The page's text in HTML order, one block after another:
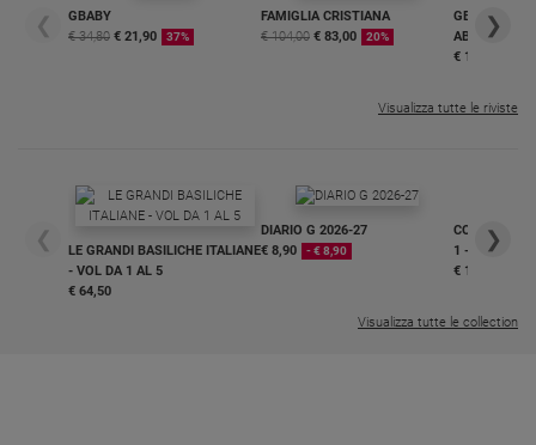
❮
GBABY
€ 34,80 € 21,90 37%
FAMIGLIA CRISTIANA
€ 104,00 € 83,00 20%
GBABY
€ 16,99
❯
Visualizza tutte le riviste
❮
LE GRANDI BASILICHE ITALIANE
- VOL DA 1 AL 5
€ 64,50
DIARIO G 2026-27
€ 8,90
- € 8,90
COLLANA
1 - 2
€ 18,50
❯
Visualizza tutte le collection